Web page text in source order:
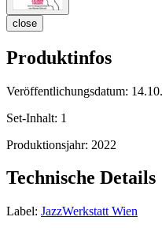
close
Produktinfos
Veröffentlichungsdatum:
Set-Inhalt: 1
Produktionsjahr: 2022
Technische Details
Label: JazzWerkstatt Wien